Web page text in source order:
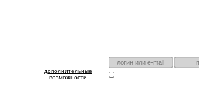
дополнительные
возможности